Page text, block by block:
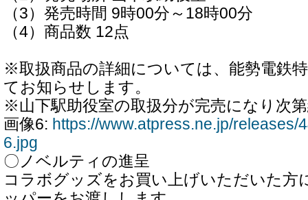
（3）発売時間 9時00分～18時00分
（4）商品数 12点
※取扱商品の詳細については、能勢電鉄
てお知らせします。
※山下駅助役室の取扱分が完売になり次
画像6: https://www.atpress.ne.jp/releases/
6.jpg
〇ノベルティの進呈
コラボグッズをお買い上げいただいた方